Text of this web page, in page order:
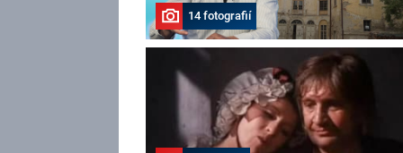
14 fotografií